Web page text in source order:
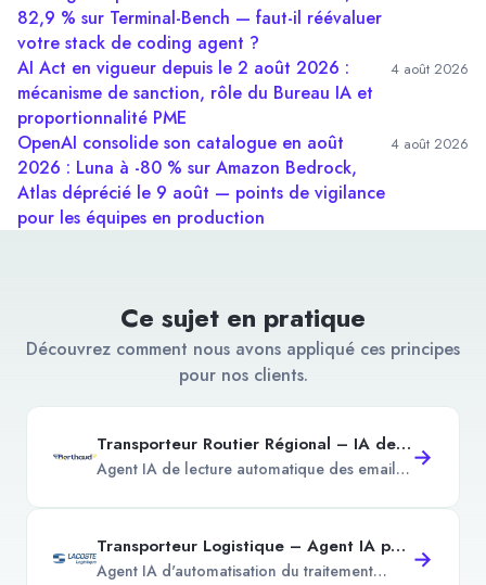
82,9 % sur Terminal-Bench — faut-il réévaluer
votre stack de coding agent ?
AI Act en vigueur depuis le 2 août 2026 :
mécanisme de sanction, rôle du Bureau IA et
proportionnalité PME
4 août 2026
OpenAI consolide son catalogue en août
2026 : Luna à -80 % sur Amazon Bedrock,
Atlas déprécié le 9 août — points de vigilance
pour les équipes en production
4 août 2026
Ce sujet en pratique
Découvrez comment nous avons appliqué ces principes
pour nos clients.
Transporteur Routier Régional – IA de lecture automatique des emails et intégration TMS
Agent IA de lecture automatique des emails
routier, avec OpenAI et Mistral.
→
Transporteur Logistique – Agent IA pour l'automatisation du traitement transport
Agent IA d'automatisation du traitement
→